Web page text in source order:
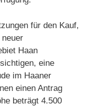
für den Kauf,
Haan
eine
im Haaner
einen Antrag
beträgt 4.500